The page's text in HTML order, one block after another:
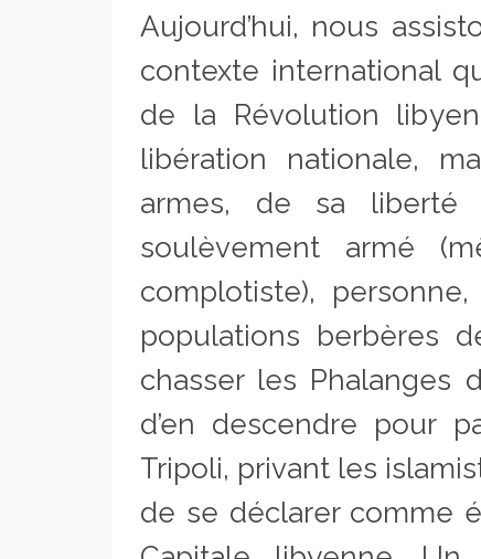
Aujourd’hui, nous
contexte international
de la Révolution
libération nationale,
armes, de sa liberté
soulèvement armé
complotiste),
populations berbères
chasser les Phalanges
d’en descendre pour
Tripoli, privant les
de se déclarer comme